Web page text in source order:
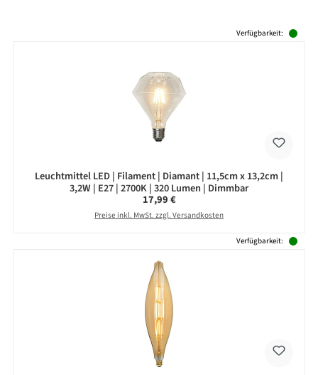
Verfügbarkeit:
Leuchtmittel LED | Filament | Diamant | 11,5cm x 13,2cm |
3,2W | E27 | 2700K | 320 Lumen | Dimmbar
Regulärer Preis:
17,99 €
Preise inkl. MwSt. zzgl. Versandkosten
Verfügbarkeit: